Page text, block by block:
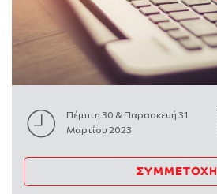
Πέμπτη 30 & Παρασκευή 31
Μαρτίου 2023
ΣΥΜΜΕΤΟΧΉ